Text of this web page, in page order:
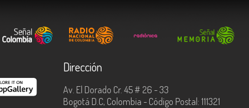
Dirección
Av. El Dorado Cr. 45 # 26 - 33
Bogotá D.C, Colombia - Código Postal: 111321